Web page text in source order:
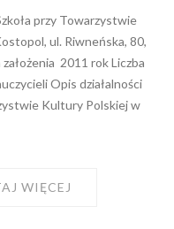
przy Towarzystwie
ul. Riwneńska, 80,
2011 rok Liczba
Opis działalności
Kultury Polskiej w
WIĘCEJ